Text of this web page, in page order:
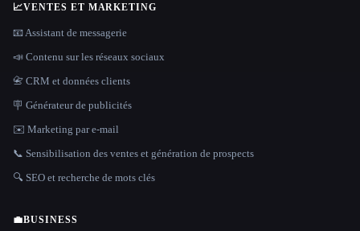
📈VENTES ET MARKETING
📧 Assistant de messagerie
📣 Contenu sur les réseaux sociaux
📇 CRM et données clients
🪧 Générateur de publicités
✉️ Marketing par e-mail
📞 Sensibilisation des ventes et génération de prospects
🔍 SEO et recherche de mots clés
💼BUSINESS